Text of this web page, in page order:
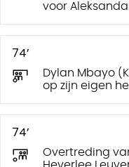
voor
74’
Dylan Mbayo
op zijn eigen
74’
Overtreding